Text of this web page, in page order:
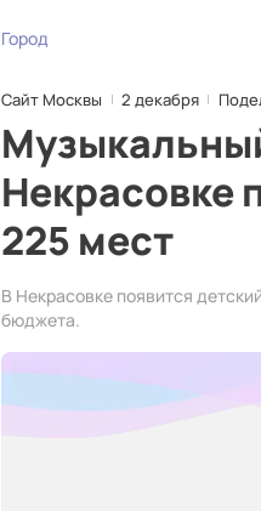
Город
Сайт Москвы 2 декабря
Некрасовке
225 мест
В Некрасовке появится
бюджета.